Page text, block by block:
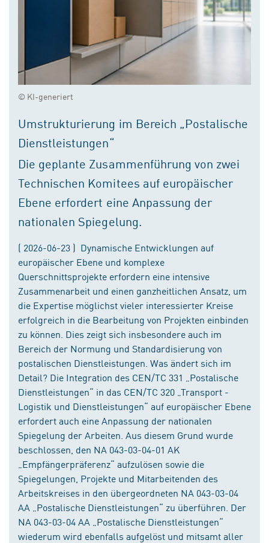
© KI-generiert
Umstrukturierung im Bereich „Postalische
Dienstleistungen“
Die geplante Zusammenführung von zwei
Technischen Komitees auf europäischer
Ebene erfordert eine Anpassung der
nationalen Spiegelung.
( 2026-06-23 ) Dynamische Entwicklungen auf
europäischer Ebene und komplexe
Querschnittsprojekte erfordern eine intensive
Zusammenarbeit und einen ganzheitlichen Ansatz, um
die Expertise möglichst vieler interessierter Kreise
erfolgreich in die Bearbeitung von Projekten einbinden
zu können. Dies zeigt sich insbesondere auch im
Bereich der Normung und Standardisierung von
postalischen Dienstleistungen. Was ändert sich im
Detail? Die Integration des CEN/TC 331 „Postalische
Dienstleistungen“ in das CEN/TC 320 „Transport -
Logistik und Dienstleistungen“ auf europäischer Ebene
erfordert auch eine Anpassung der nationalen
Spiegelung der Arbeiten. Aus diesem Grund wurde
beschlossen, den NA 043-03-04-01 AK
„Empfängerpräferenz“ aufzulösen sowie die
Spiegelungen, Projekte und Mitarbeitenden des
Arbeitskreises in den übergeordneten NA 043-03-04
AA „Postalische Dienstleistungen“ zu überführen. Der
NA 043-03-04 AA „Postalische Dienstleistungen“
wiederum wird ebenfalls aufgelöst und mitsamt aller